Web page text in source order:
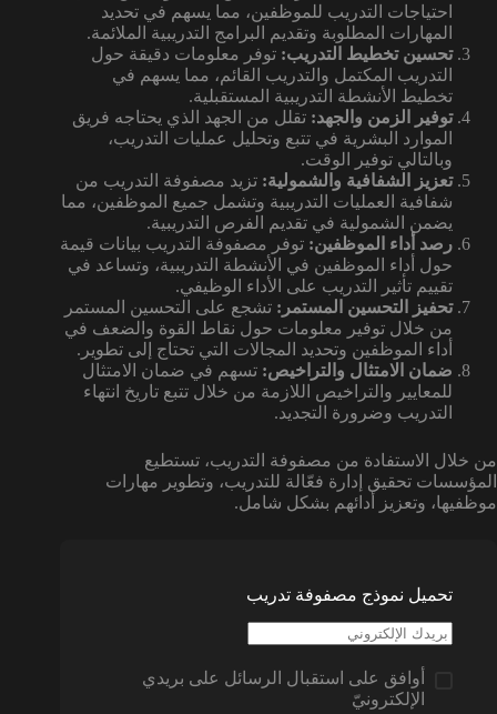
احتياجات التدريب للموظفين، مما يسهم في تحديد
المهارات المطلوبة وتقديم البرامج التدريبية الملائمة.
تحسين تخطيط التدريب: توفر معلومات دقيقة حول
التدريب المكتمل والتدريب القائم، مما يسهم في
تخطيط الأنشطة التدريبية المستقبلية.
توفير الزمن والجهد: تقلل من الجهد الذي يحتاجه فريق
الموارد البشرية في تتبع وتحليل عمليات التدريب،
وبالتالي توفير الوقت.
تعزيز الشفافية والشمولية: تزيد مصفوفة التدريب من
شفافية العمليات التدريبية وتشمل جميع الموظفين، مما
يضمن الشمولية في تقديم الفرص التدريبية.
رصد أداء الموظفين: توفر مصفوفة التدريب بيانات قيمة
حول أداء الموظفين في الأنشطة التدريبية، وتساعد في
تقييم تأثير التدريب على الأداء الوظيفي.
تحفيز التحسين المستمر: تشجع على التحسين المستمر
من خلال توفير معلومات حول نقاط القوة والضعف في
أداء الموظفين وتحديد المجالات التي تحتاج إلى تطوير.
ضمان الامتثال والتراخيص: تسهم في ضمان الامتثال
للمعايير والتراخيص اللازمة من خلال تتبع تاريخ انتهاء
التدريب وضرورة التجديد.
من خلال الاستفادة من مصفوفة التدريب، تستطيع
المؤسسات تحقيق إدارة فعّالة للتدريب، وتطوير مهارات
موظفيها، وتعزيز أدائهم بشكل شامل.
تحميل نموذج مصفوفة تدريب
أوافق على استقبال الرسائل على بريدي
الإلكترونيّ